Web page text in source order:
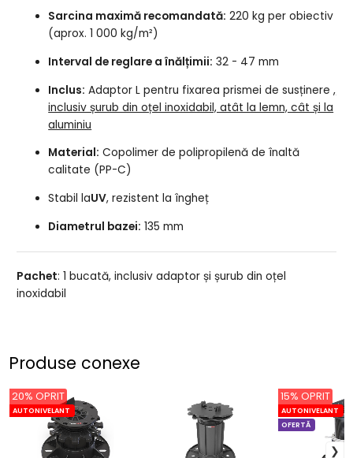
Sarcina maximă recomandată: 220 kg per obiectiv
(aprox. 1 000 kg/m²)
Interval de reglare a înălțimii: 32 - 47 mm
Inclus: Adaptor L pentru fixarea prismei de susținere,
inclusiv șurub din oțel inoxidabil, atât la lemn, cât și la
aluminiu
Material: Copolimer de polipropilenă de înaltă
calitate (PP-C)
Stabil laUV, rezistent la îngheț
Diametrul bazei: 135 mm
Pachet: 1 bucată, inclusiv adaptor și șurub din oțel
inoxidabil
Produse conexe
AUTONIVELANT
20% OPRIT
AUTONIVELANT
OFERTĂ
15% OPRIT